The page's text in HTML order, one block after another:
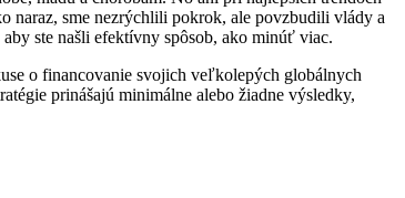
naraz, sme nezrýchlili pokrok, ale povzbudili vlády a
ste našli efektívny spôsob, ako minúť viac.
o financovanie svojich veľkolepých globálnych
prinášajú minimálne alebo žiadne výsledky,